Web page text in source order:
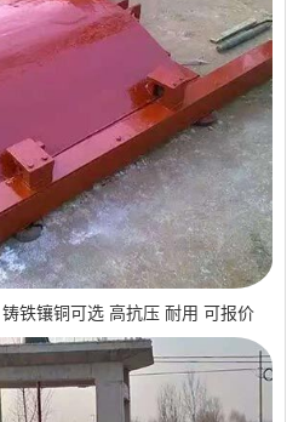
铁镶铜可选 高抗压 耐用 可报价